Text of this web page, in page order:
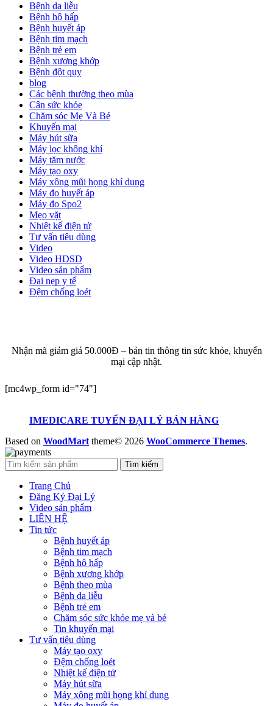
Bệnh da liễu
Bệnh hô hấp
Bệnh huyết áp
Bệnh tim mạch
Bệnh trẻ em
Bệnh xương khớp
Bệnh đột quỵ
blog
Các bệnh thường theo mùa
Cân sức khỏe
Chăm sóc Mẹ Và Bé
Khuyến mại
Máy hút sữa
Máy lọc không khí
Máy tăm nước
Máy tạo oxy
Máy xông mũi họng khí dung
Máy đo huyết áp
Máy đo Spo2
Mẹo vặt
Nhiệt kế điện tử
Tư vấn tiêu dùng
Video
Video HDSD
Video sản phẩm
Đai nẹp y tế
Đệm chống loét
Nhận mã giảm giá 50.000Đ – bản tin thông tin sức khỏe, khuyến
mại cập nhật.
[mc4wp_form id="74"]
IMEDICARE TUYỂN ĐẠI LÝ BÁN HÀNG
Based on WoodMarttheme© 2026 WooCommerce Themes.
Tìm kiếm
Trang Chủ
Đăng Ký Đại Lý
Video sản phẩm
LIÊN HỆ
Tin tức
Bệnh huyết áp
Bệnh tim mạch
Bệnh hô hấp
Bệnh xương khớp
Bệnh theo mùa
Bệnh da liễu
Bệnh trẻ em
Chăm sóc sức khỏe mẹ và bé
Tin khuyến mại
Tư vấn tiêu dùng
Máy tạo oxy
Đệm chống loét
Nhiệt kế điện tử
Máy hút sữa
Máy xông mũi họng khí dung